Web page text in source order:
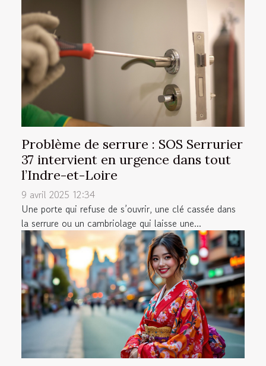
Problème de serrure : SOS Serrurier
37 intervient en urgence dans tout
l’Indre-et-Loire
9 avril 2025 12:34
Une porte qui refuse de s’ouvrir, une clé cassée dans
la serrure ou un cambriolage qui laisse une...